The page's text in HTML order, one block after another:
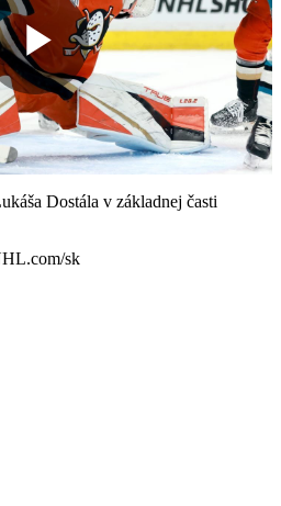
Play
Video
Dostála v základnej časti
sk